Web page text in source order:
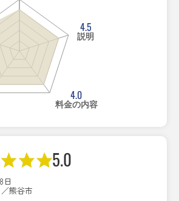
4.5
説明
4.0
料金の内容
5.0
日
熊谷市